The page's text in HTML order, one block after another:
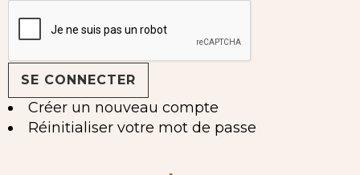
Créer un nouveau compte
Réinitialiser votre mot de passe